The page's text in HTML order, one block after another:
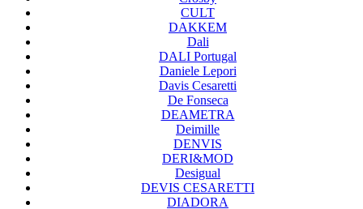
CULT
DAKKEM
Dali
DALI Portugal
Daniele Lepori
Davis Cesaretti
De Fonseca
DEAMETRA
Deimille
DENVIS
DERI&MOD
Desigual
DEVIS CESARETTI
DIADORA